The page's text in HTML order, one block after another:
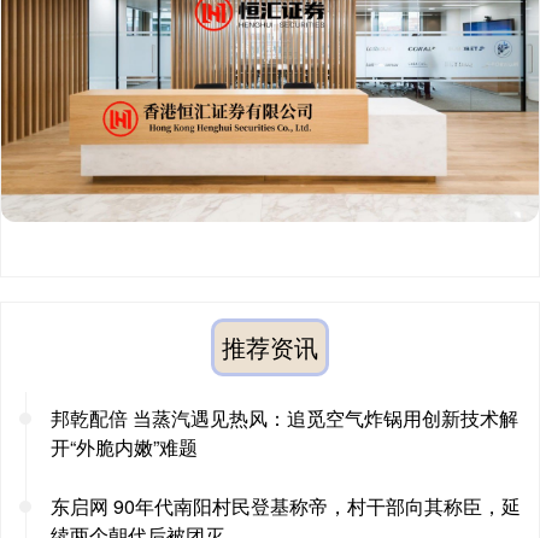
推荐资讯
邦乾配倍 当蒸汽遇见热风：追觅空气炸锅用创新技术解
开“外脆内嫩”难题
东启网 90年代南阳村民登基称帝，村干部向其称臣，延